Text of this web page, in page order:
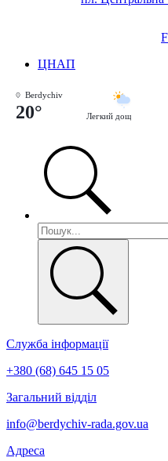
ЦНАП
Berdychiv
20° Легкий дощ
Служба інформації
+380 (68) 645 15 05
Загальний відділ
info@berdychiv-rada.gov.ua
Адреса